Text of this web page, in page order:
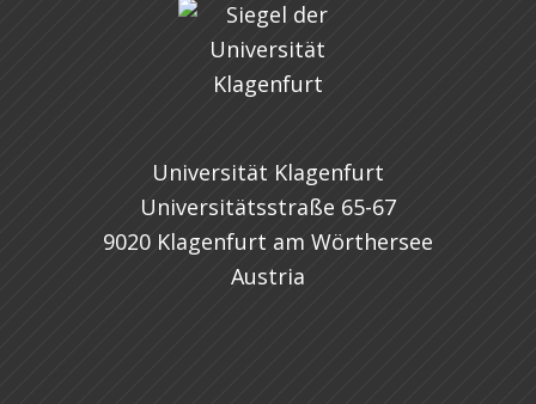
Universität Klagenfurt
Universitätsstraße 65-67
9020 Klagenfurt am Wörthersee
Austria